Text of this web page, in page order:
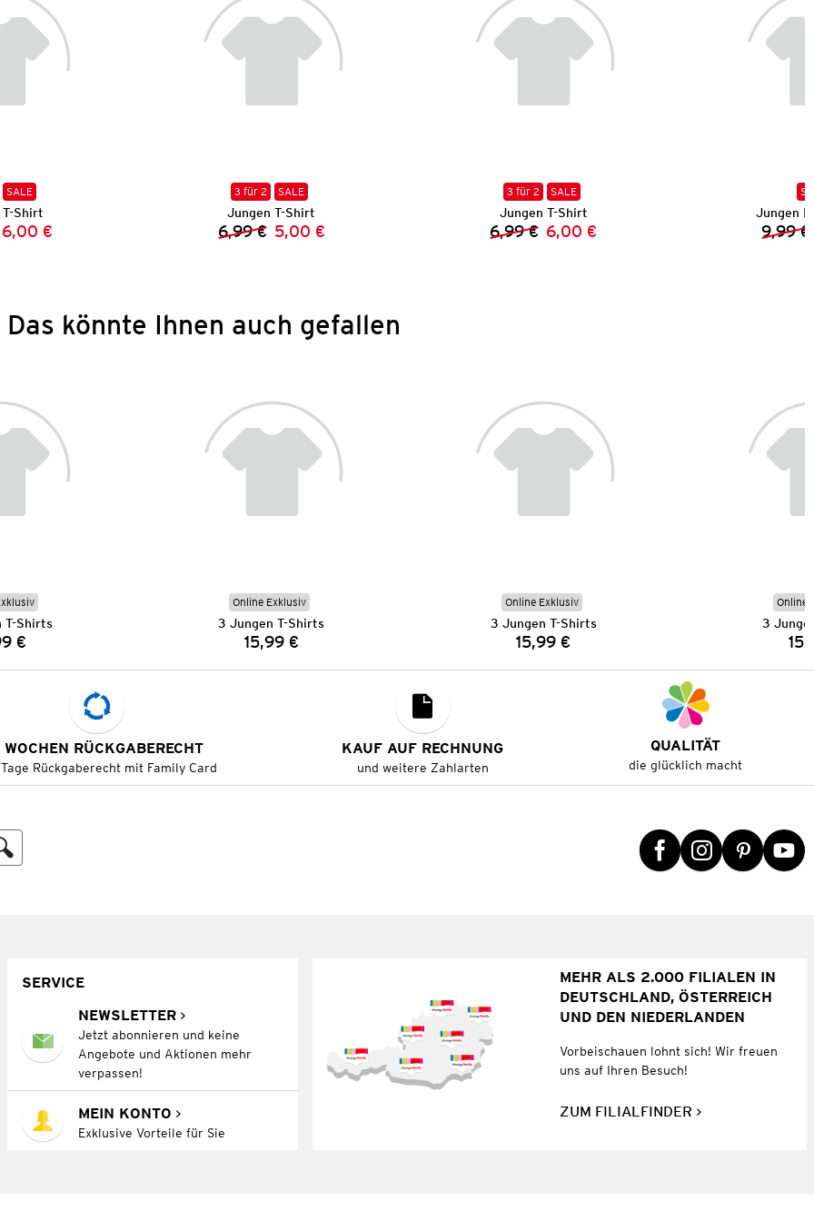
SALE
Shirt
Preis:
Preis:
6,00 €
3 für 2 SALE
Jungen T-Shirt
Vorheriger Preis:
6,99 € Neuer Preis:
5,00 €
3 für 2 SALE
Jungen T-Shirt
Vorheriger Preis:
6,99 € Neuer Preis:
6,00 €
Jungen
9,99 €
Das könnte Ihnen auch gefallen
T-Shirts
€
Online Exklusiv
3 Jungen T-Shirts
Preis:
15,99 €
Online Exklusiv
3 Jungen T-Shirts
Preis:
15,99 €
Online
3
RÜCKGABERECHT
Rückgaberecht mit Family Card
KAUF AUF RECHNUNG
und weitere Zahlarten
QUALITÄT
die glücklich macht
SERVICE
NEWSLETTER
Jetzt abonnieren und keine
Angebote und Aktionen mehr
verpassen!
MEIN KONTO
Exklusive Vorteile für Sie
MEHR ALS 2.000 FILIALEN IN
DEUTSCHLAND, ÖSTERREICH
UND DEN NIEDERLANDEN
Vorbeischauen lohnt sich! Wir freuen
uns auf Ihren Besuch!
ZUM FILIALFINDER